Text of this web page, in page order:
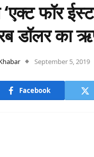
‘एक्ट फॉर
डॉलर का
September 5, 2019
Facebook